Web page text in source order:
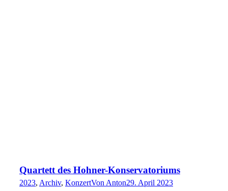
Quartett des Hohner-Konservatoriums
2023, Archiv, KonzertVon Anton29. April 2023